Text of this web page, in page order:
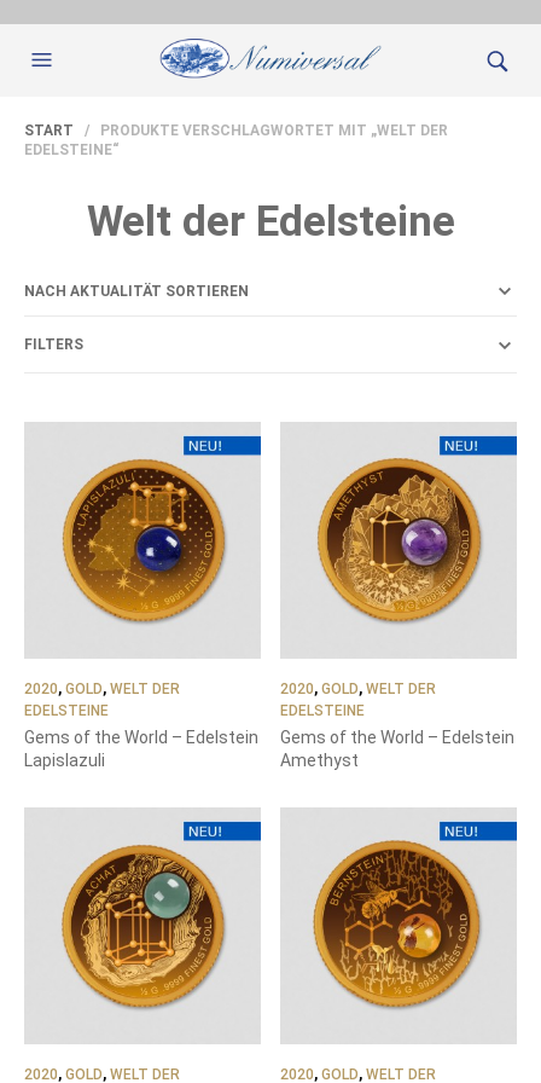
START / PRODUKTE VERSCHLAGWORTET MIT „WELT DER
EDELSTEINE“
Welt der Edelsteine
FILTERS
2020, GOLD, WELT DER
EDELSTEINE
Gems of the World – Edelstein
Lapislazuli
2020,GOLD,WELT DER
EDELSTEINE
Gems of the World – Edelstein
Amethyst
2020, GOLD, WELT DER 2020,GOLD,WELT DER